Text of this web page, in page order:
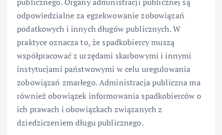
odpowiedzialne za egzekwowanie zobowiązań
podatkowych i innych długów publicznych. W
praktyce oznacza to, że spadkobiercy muszą
współpracować z urzędami skarbowymi i innymi
instytucjami państwowymi w celu uregulowania
zobowiązań zmarłego. Administracja publiczna ma
również obowiązek informowania spadkobierców o
ich prawach i obowiązkach związanych z
dziedziczeniem długu publicznego.